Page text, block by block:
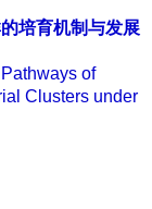
培育机制与发展
of
Clusters under